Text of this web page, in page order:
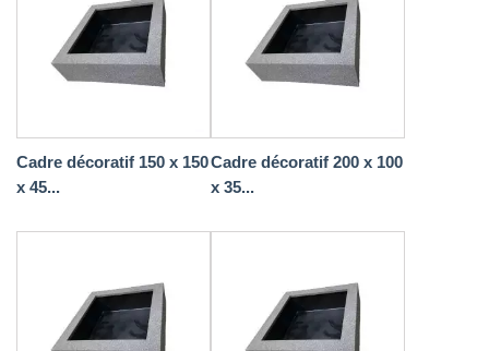
Cadre décoratif 150 x 150
x 45...
Cadre décoratif 200 x 100
x 35...